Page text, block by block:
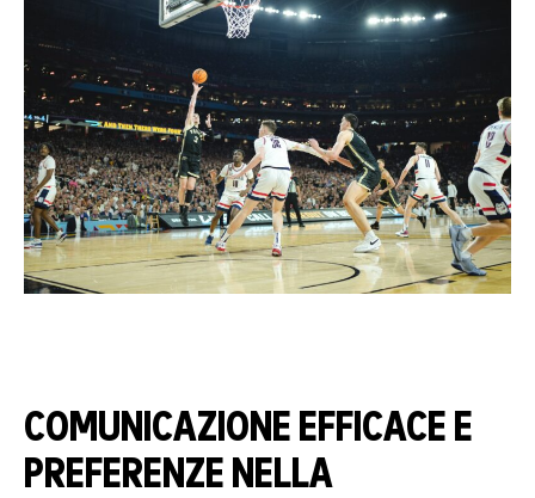
COMUNICAZIONE EFFICACE E
PREFERENZE NELLA